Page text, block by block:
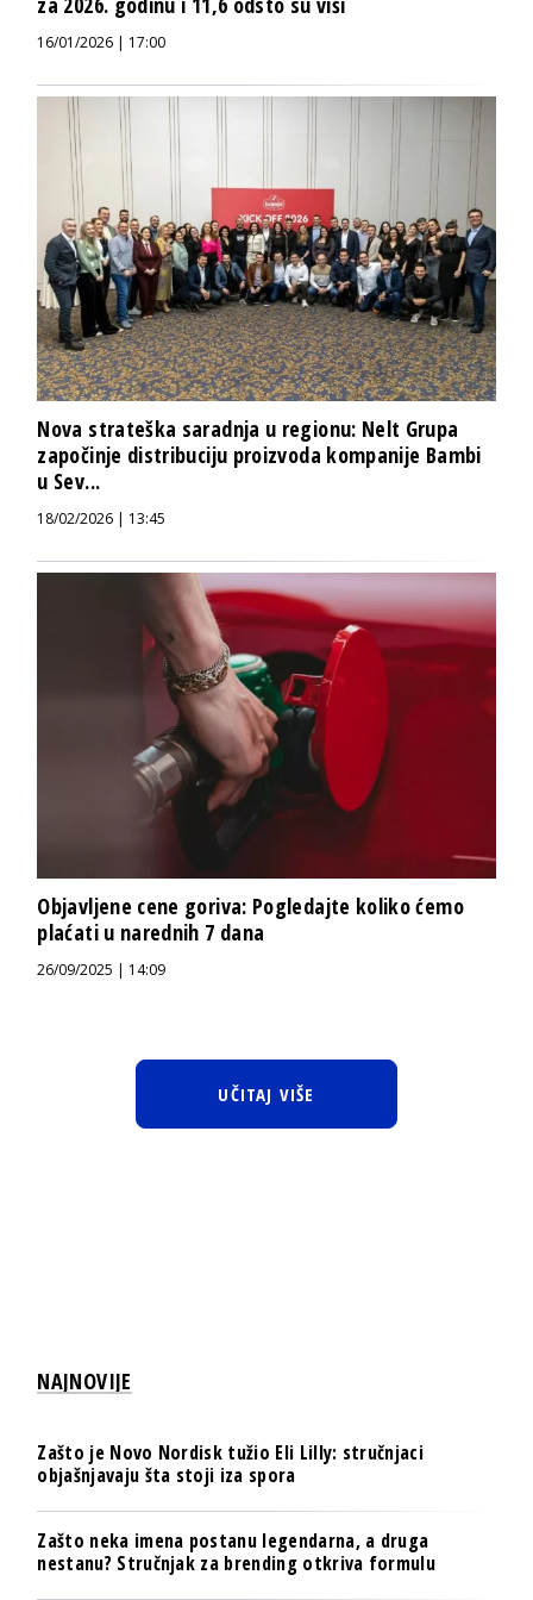
16/01/2026 | 17:00
Nova strateška saradnja u regionu: Nelt Grupa
započinje distribuciju proizvoda kompanije Bambi
u Sev...
18/02/2026 | 13:45
Objavljene cene goriva: Pogledajte koliko ćemo
plaćati u narednih 7 dana
26/09/2025 | 14:09
UČITAJ VIŠE
NAJNOVIJE
Zašto je Novo Nordisk tužio Eli Lilly: stručnjaci
objašnjavaju šta stoji iza spora
Zašto neka imena postanu legendarna, a druga
nestanu? Stručnjak za brending otkriva formulu